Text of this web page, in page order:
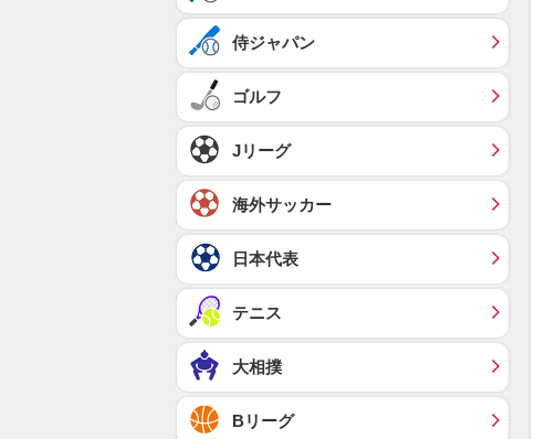
侍ジャパン
ゴルフ
Jリーグ
海外サッカー
日本代表
テニス
大相撲
Bリーグ